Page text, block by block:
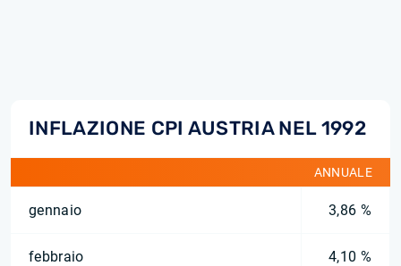
INFLAZIONE CPI AUSTRIA NEL 1992
ANNUALE
gennaio 3,86 %
febbraio 4,10 %